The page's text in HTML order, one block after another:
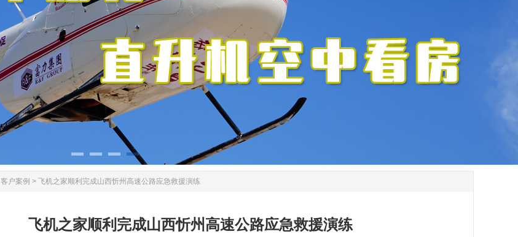
客户案例 > 飞机之家顺利完成山西忻州高速公路应急救援演练
飞机之家顺利完成山西忻州高速公路应急救援演练